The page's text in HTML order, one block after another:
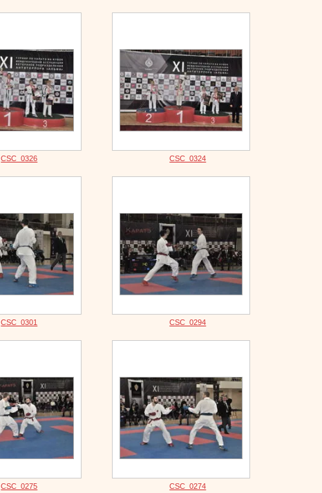
CSC_0326 CSC_0324
CSC_0301 CSC_0294
CSC_0275 CSC_0274